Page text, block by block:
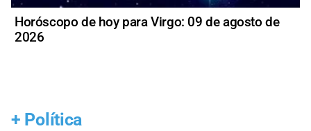
Horóscopo de hoy para Virgo: 09 de agosto de
2026
+ Política